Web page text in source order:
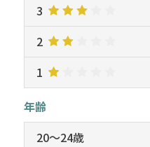
3
2
1
年齢
20～24歳